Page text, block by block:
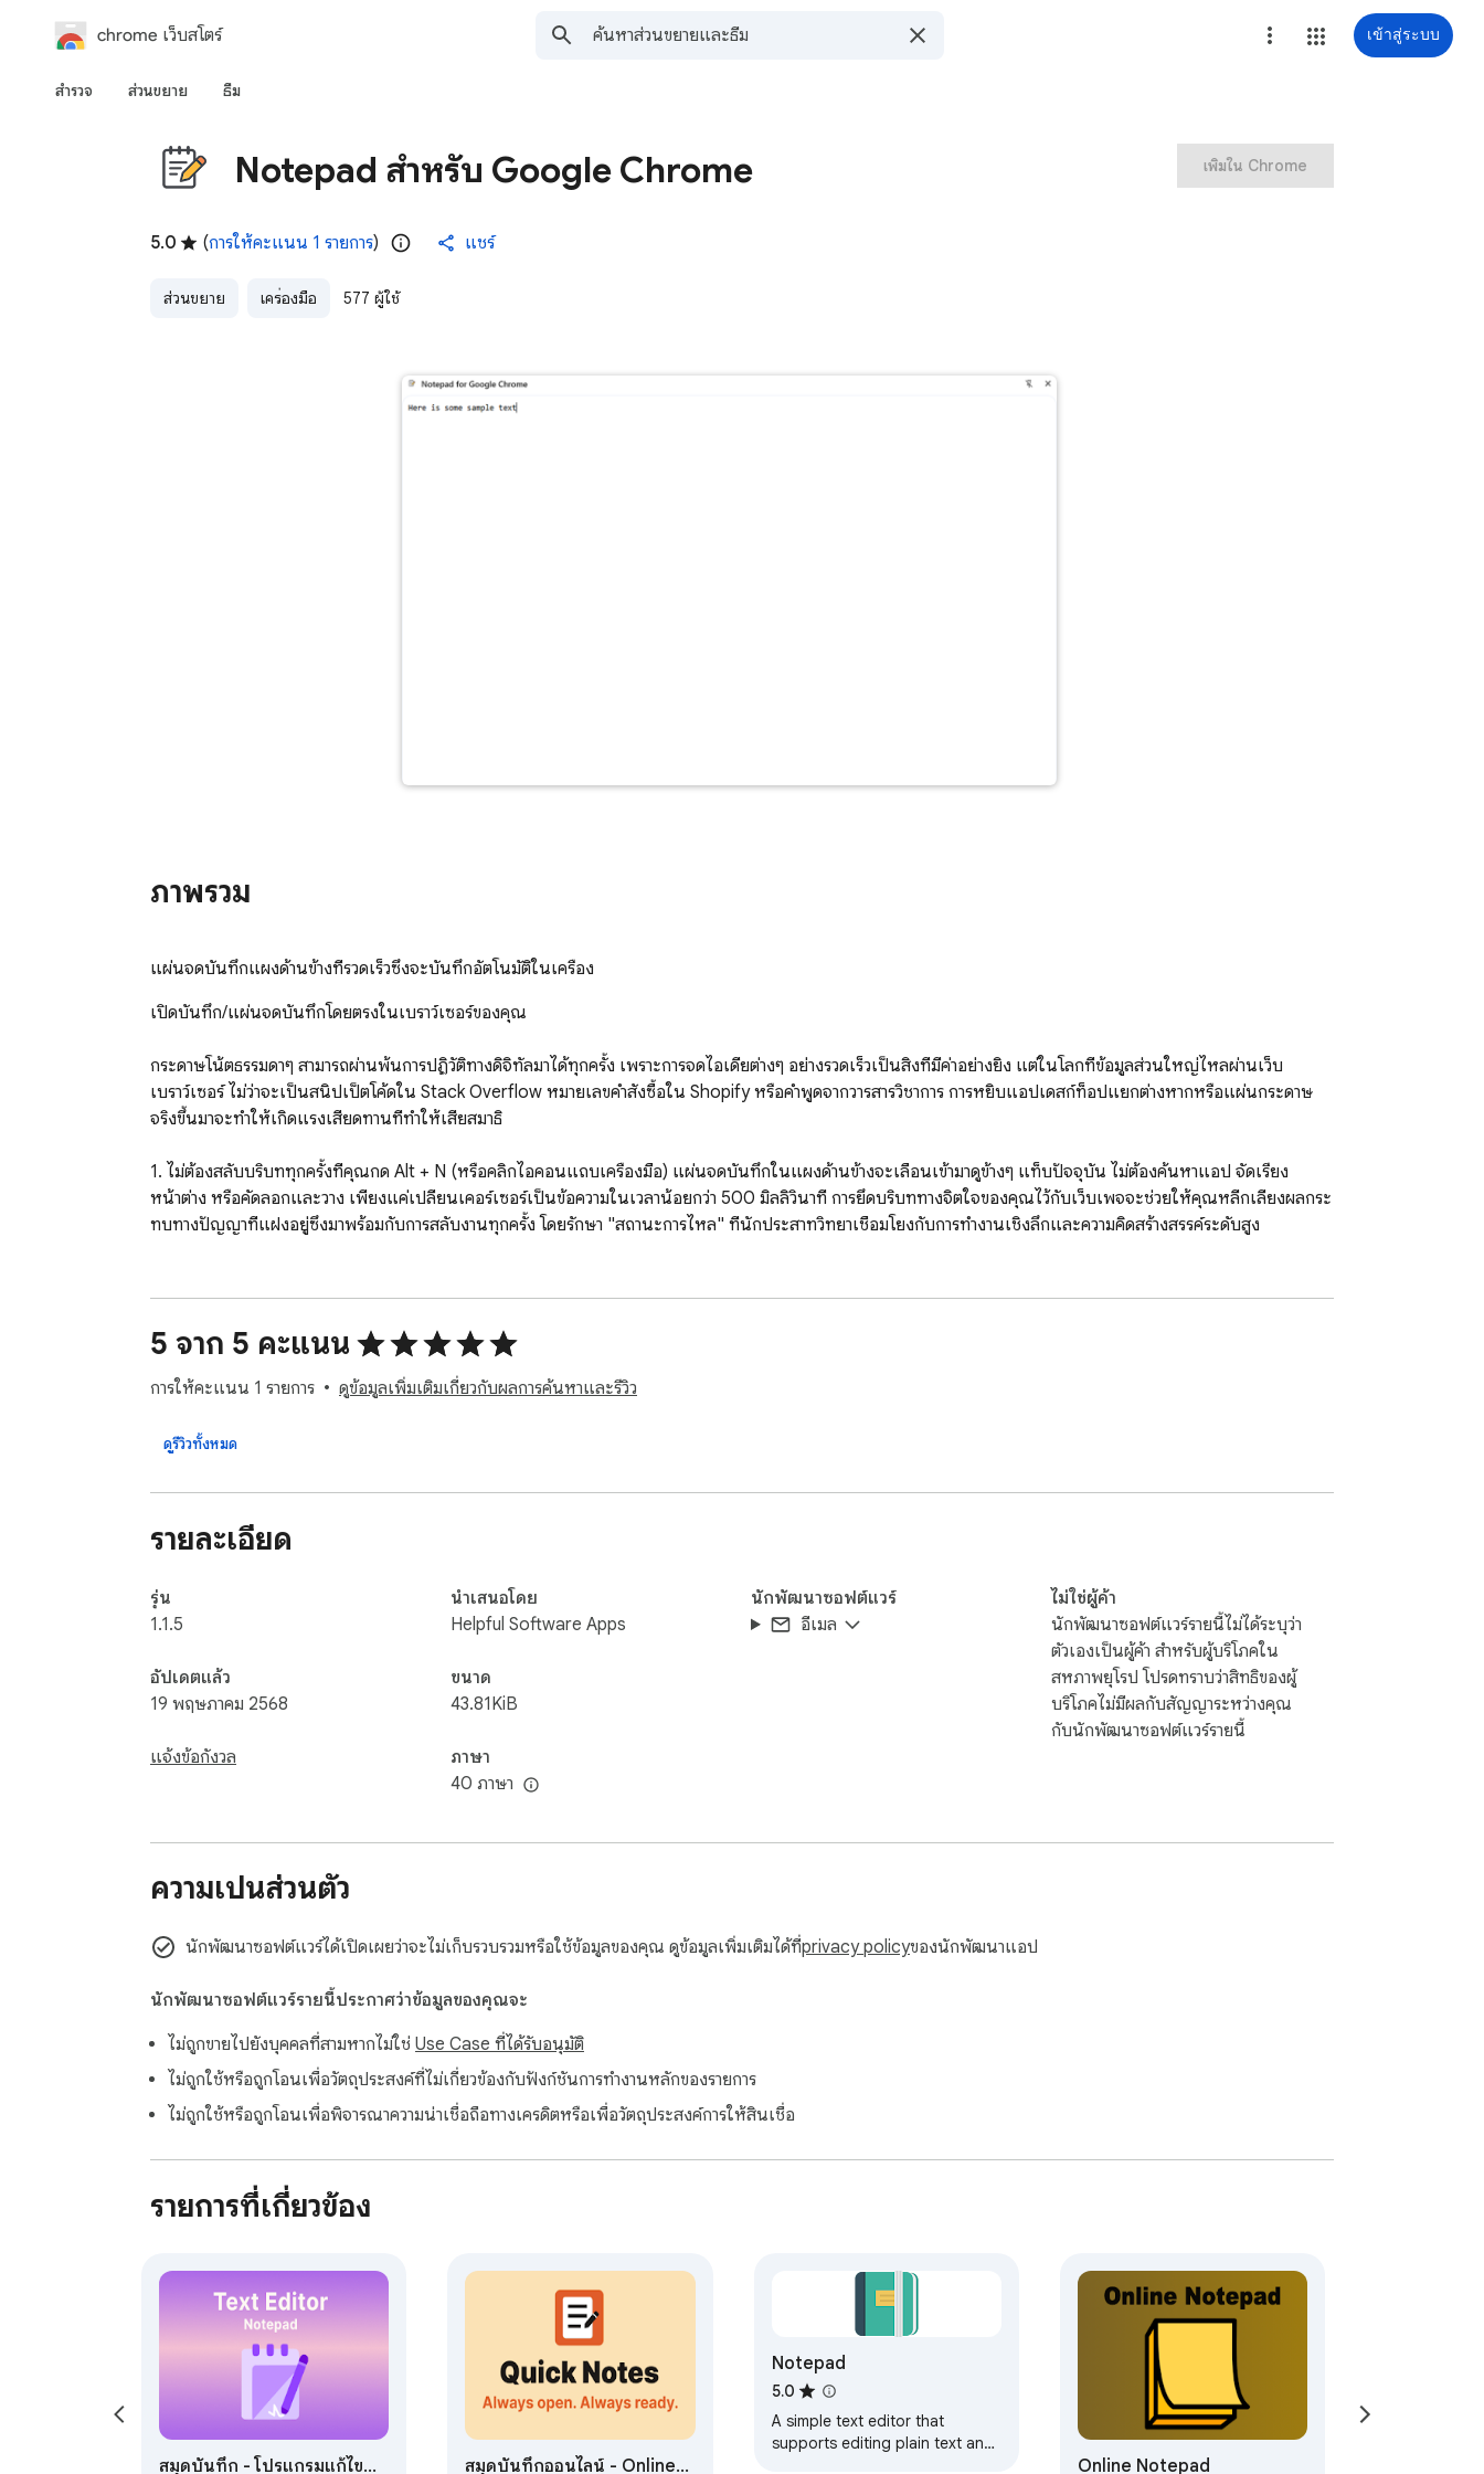
chrome เว็บสโตร์ เข้าสู่ระบบ
สำรวจ ส่วนขยาย ธีม
Notepad สำหรับ Google Chrome
5.0 (การให้คะแนน 1 รายการ) แชร์
ส่วนขยาย เครื่องมือ 577 ผู้ใช้
เพิ่มใน Chrome
ภาพรวม
แผ่นจดบันทึกแผงด้านข้างที่รวดเร็วซึ่งจะบันทึกอัตโนมัติในเครื่อง
เปิดบันทึก/แผ่นจดบันทึกโดยตรงในเบราว์เซอร์ของคุณ
กระดาษโน้ตธรรมดาๆ สามารถผ่านพ้นการปฏิวัติทางดิจิทัลมาได้ทุกครั้ง เพราะการจดไอเดียต่างๆ อย่างรวดเร็วเป็นสิ่งที่มีค่าอย่างยิ่ง แต่ในโลกที่ข้อมูลส่วนใหญ่ไหลผ่านเว็บ
เบราว์เซอร์ ไม่ว่าจะเป็นสนิปเป็ตโค้ดใน Stack Overflow หมายเลขคำสั่งซื้อใน Shopify หรือคำพูดจากวารสารวิชาการ การหยิบแอปเดสก์ท็อปแยกต่างหากหรือแผ่นกระดาษ
จริงขึ้นมาจะทำให้เกิดแรงเสียดทานที่ทำให้เสียสมาธิ
1. ไม่ต้องสลับบริบททุกครั้งที่คุณกด Alt + N (หรือคลิกไอคอนแถบเครื่องมือ) แผ่นจดบันทึกในแผงด้านข้างจะเลื่อนเข้ามาดูข้างๆ แท็บปัจจุบัน ไม่ต้องค้นหาแอป จัดเรียง
หน้าต่าง หรือคัดลอกและวาง เพียงแค่เปลี่ยนเคอร์เซอร์เป็นข้อความในเวลาน้อยกว่า 500 มิลลิวินาที การยึดบริบททางจิตใจของคุณไว้กับเว็บเพจจะช่วยให้คุณหลีกเลี่ยงผลกระ
ทบทางปัญญาที่แฝงอยู่ซึ่งมาพร้อมกับการสลับงานทุกครั้ง โดยรักษา "สถานะการไหล" ที่นักประสาทวิทยาเชื่อมโยงกับการทำงานเชิงลึกและความคิดสร้างสรรค์ระดับสูง
จะโหลดขึ้นมา Notepad ของเบราว์เซอร์ช่วยให้คุณเลือก→คลิกขวา→“คัดลอกไปยัง Notepad” (หรือลากข้อความโดยตรง) เพื่อไม่ให้พลาดอะไรไป ส่วนขยายจำนวนมาก
ประทับเวลาการบันทึกแต่ละครั้งโดยอัตโนมัติ ทำให้ข้อมูลสุ่มของคุณกลายเป็นบันทึกกิจกรรมโดยปริยายที่คุณสามารถสแกนดูได้ในภายหลัง
3. ส่วนขยายของแผ่นจดบันทึกคุณภาพที่คงอยู่โดยอัตโนมัติและจะดีบาวน์การกดแป้นพิมพ์และบันทึกอัตโนมัติไปยัง chrome.storage.local หรือ IndexedDB ทุกๆ สองสาม
ต้นฉบับ ข้อมูลรับรองลูกค้า หรือข่าวประชาสัมพันธ์ฉบับร่างไปยังคลาวด์ของบุคคลที่สาม
4. การวิเคราะห์คำและอักขระแบบน้ำหนักเบา นักเขียนและนักการตลาดชื่นชอบตัวนับ “123 คำ • 736 อักขระ” ที่มุมนี้ ช่วยลดการคาดเดาเมื่อร่างทวีตที่มีอักขระไม่เกิน 280 ตัว
โค้ด กด Ctrl + B/I เพื่อห่อมาร์กดาวน์ให้เป็นตัวหนาหรือตัวเอียง หรือกดเครื่องหมายแบ็กติ๊กสามครั้งเพื่อเริ่มบล็อกที่กั้นไว้ เมื่อใช้ร่วมกับ DevTools ของเบราว์เซอร์แล้ว ส่วน
ขยายนี้จะกลายเป็นพื้นที่เตรียมการที่สมบูรณ์แบบสำหรับการทดสอบแบบสอบถาม สไนปเป็ต SQL หรือเทมเพลต README
6. ทางเลือกของคลิปบอร์ดที่เน้นความเป็นส่วนตัว ผู้จัดการคลิปบอร์ดมีประสิทธิภาพแต่สามารถเปิดเผยรหัสผ่านหรือคีย์ API ได้หากกำหนดค่าไม่ถูกต้อง โน้ตบุ๊กของเบราว์เซอร์ให้
ความสะดวกที่คล้ายกัน (ประวัติ การค้นหา พื้นที่จัดเก็บถาวร) โดยไม่ต้องให้การเชื่อมต่อคลิปบอร์ดทั่วโลก เนื่องจากแผงควบคุมมีขอบเขตเฉพาะเบราว์เซอร์ แอปธนาคารหรือผู้
5 จาก 5 คะแนน
การให้คะแนน 1 รายการ ดูข้อมูลเพิ่มเติมเกี่ยวกับผลการค้นหาและรีวิว
ดูรีวิวทั้งหมด
รายละเอียด
รุ่น
1.1.5
อัปเดตแล้ว
19 พฤษภาคม 2568
แจ้งข้อกังวล
นำเสนอโดย
Helpful Software Apps
ขนาด
43.81KiB
ภาษา
40 ภาษา
นักพัฒนาซอฟต์แวร์
อีเมล
ไม่ใช่ผู้ค้า
นักพัฒนาซอฟต์แวร์รายนี้ไม่ได้ระบุว่า
ตัวเองเป็นผู้ค้า สำหรับผู้บริโภคใน
สหภาพยุโรป โปรดทราบว่าสิทธิของผู้
บริโภคไม่มีผลกับสัญญาระหว่างคุณ
กับนักพัฒนาซอฟต์แวร์รายนี้
ความเป็นส่วนตัว
นักพัฒนาซอฟต์แวร์ได้เปิดเผยว่าจะไม่เก็บรวบรวมหรือใช้ข้อมูลของคุณ ดูข้อมูลเพิ่มเติมได้ที่privacy policyของนักพัฒนาแอป
นักพัฒนาซอฟต์แวร์รายนี้ประกาศว่าข้อมูลของคุณจะ
ไม่ถูกขายไปยังบุคคลที่สามหากไม่ใช่ Use Case ที่ได้รับอนุมัติ
ไม่ถูกใช้หรือถูกโอนเพื่อวัตถุประสงค์ที่ไม่เกี่ยวข้องกับฟังก์ชันการทำงานหลักของรายการ
ไม่ถูกใช้หรือถูกโอนเพื่อพิจารณาความน่าเชื่อถือทางเครดิตหรือเพื่อวัตถุประสงค์การให้สินเชื่อ
รายการที่เกี่ยวข้อง
สมุดบันทึก - โปรแกรมแก้ไข สมุดบันทึกออนไลน์ - Online
Notepad
5.0
A simple text editor that
supports editing plain text and
Online Notepad